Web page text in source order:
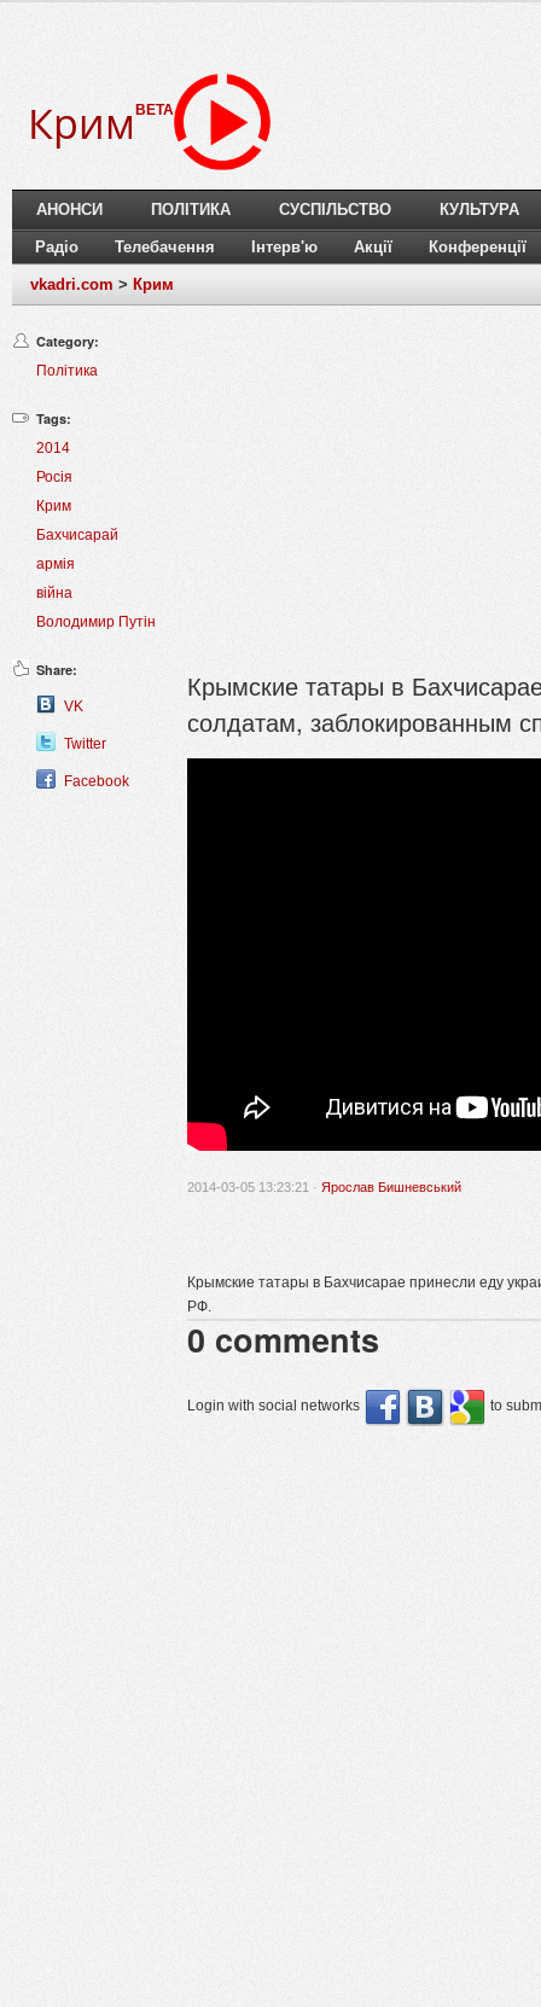
Крим BETA
АНОНСИ ПОЛІТИКА СУСПІЛЬСТВО КУЛЬТУРА
Радіо Телебачення Інтерв'ю Акції Конференції
vkadri.com > Крим
Category:
Політика
Tags:
2014
Росія
Крим
Бахчисарай
армія
війна
Володимир Путін
Share:
VK
Twitter
Facebook
Крымские татары в
солдатам, заблокированным
2014-03-05 13:23:21 · Ярослав Бишневський
Крымские татары в Бахчисарае принесли еду
РФ.
0 comments
Login with social networks to